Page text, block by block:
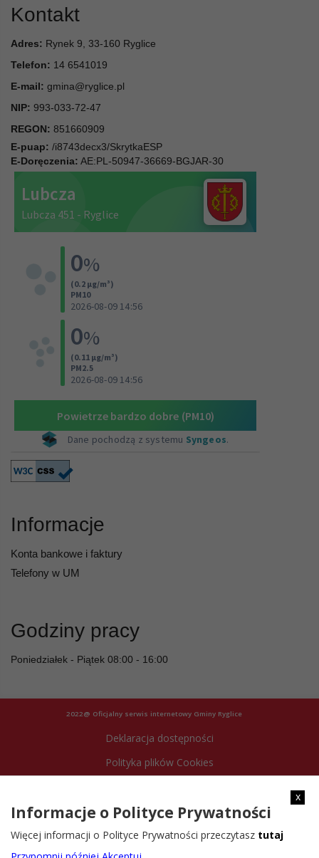
Kontakt
Adres: Rynek 9, 33-160 Ryglice
Telefon: 14 6541019
E-mail: gmina@ryglice.pl
NIP: 993-033-72-47
REGON: 851660909
E-puap: /i8743decx3/SkrytkaESP
E-Doręczenia: AE:PL-50947-36669-BGJAR-30
Informacje
Konta bankowe i faktury
Telefony w UM
Godziny pracy
Poniedziałek - Piątek 08:00 - 16:00
2022@ Oficjalny serwis internetowy Gminy Ryglice
Deklaracja dostępności
Polityka plików Cookies
x
Informacje o Polityce Prywatności
Więcej informacji o Polityce Prywatności przeczytasz tutaj